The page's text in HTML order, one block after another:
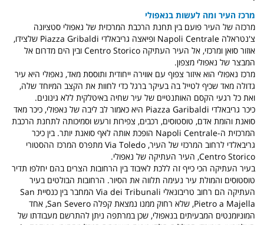
מרכז העיר ומה לעשות בנאפולי
מרכזה של העיר פועם בין תחנת הרכבת המרכזית של נאפולי סטציונה
צ'נטראלה Napoli Centrale
ופיאצה גריבאלדי Piazza Gribaldi שלצידו,
אוזור סואן ומרכזי, אל העיר העתיקה Centro Storico ובין הים מדרום אל
המבצר של נאפולי מצפון.
מרכז נאפולי הוא איזור צפוף עם אווירה ייחודית ותוססת מאד, נאפולי היא עיר
גדולה מאד שכיף לטייל בה בעיקר ברגל כדי לחוות את הקצב המיוחד שלה,
ואת כל רגעי הקסם האותנטיים של עיר שחיה באיטלקית ללא גינונים.
כיכר גריבאלדי Piazza Garibaldi היא כאמור לב ליבה של נאפולי, כיכר מאד
סואנת והומת אדם, טוסטוסים, רכבים, צפירות ורעש וסמיכותה לתחנת הרכבת
המרכזית ה-Napoli Centrale הופכת אותה לאף סואנת יותר. בין כיכר
גריבאלדי לרחוב המרכזי של העיר, Via Toledo מתפרס המרכז ההסטורי
Centro Storico, העיר העתיקה של נאפולי.
בעיר העתיקה הכי כייף זה ללכת לאיבוד בין הרחובות הצרים בהם יחלפו תדיר
טוסטוסים והמולת עיר נעימה תלווה את הסיור. הרחובות הבולטים בעיר
העתיקה הם רחוב טריבונאלי Via dei Tribunali המחבר בין כנסיית San
Pietro a Majella, שלא רחוק ממנו נמצאת קפלה San Severo, אחד
המוניומנטים המבעיתים בנאפולי, שכן במרתפה ניתן להתרשם מעבודתו של